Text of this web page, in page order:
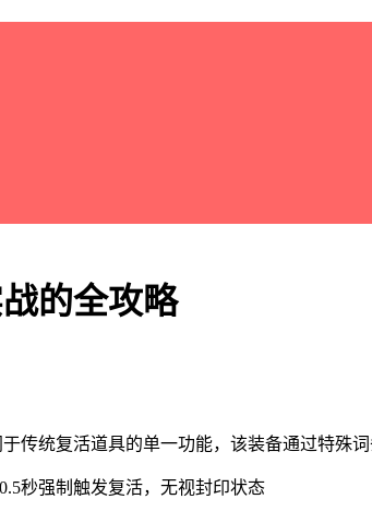
的全攻略
统复活道具的单一功能，该装备通过特殊词
秒强制触发复活，无视封印状态